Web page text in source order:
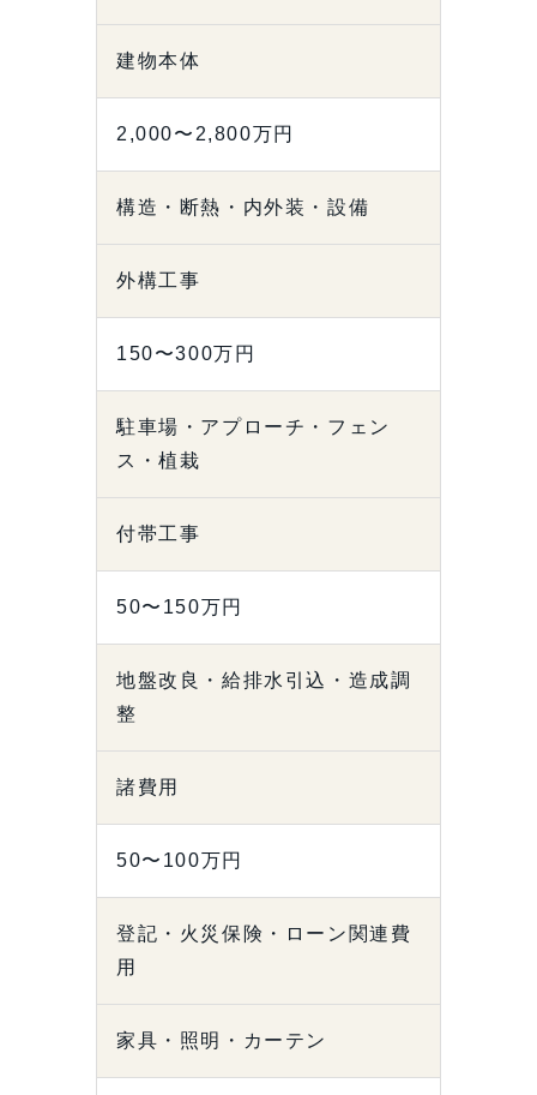
建物本体
2,000〜2,800万円
構造・断熱・内外装・設備
外構工事
150〜300万円
駐車場・アプローチ・フェン
ス・植栽
付帯工事
50〜150万円
地盤改良・給排水引込・造成調
整
諸費用
50〜100万円
登記・火災保険・ローン関連費
用
家具・照明・カーテン